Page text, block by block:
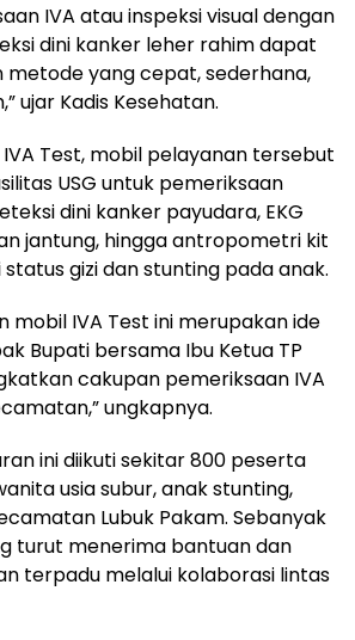
IVA atau inspeksi visual dengan
dini kanker leher rahim dapat
metode yang cepat, sederhana,
ujar Kadis Kesehatan.
Test, mobil pelayanan tersebut
USG untuk pemeriksaan
dini kanker payudara, EKG
jantung, hingga antropometri kit
gizi dan stunting pada anak.
mobil IVA Test ini merupakan ide
Bupati bersama Ibu Ketua TP
cakupan pemeriksaan IVA
ungkapnya.
ini diikuti sekitar 800 peserta
usia subur, anak stunting,
Lubuk Pakam. Sebanyak
turut menerima bantuan dan
terpadu melalui kolaborasi lintas